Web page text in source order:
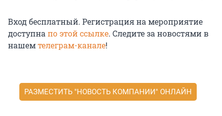
Вход бесплатный. Регистрация на мероприятие
доступнапо этой ссылке. Следите за новостями в
нашемтелеграм-канале!
РАЗМЕСТИТЬ "НОВОСТЬ КОМПАНИИ" ОНЛАЙН